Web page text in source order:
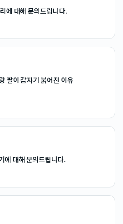
에 대해 문의드립니다.
팔이 갑자기 붉어진 이유
에 대해 문의드립니다.